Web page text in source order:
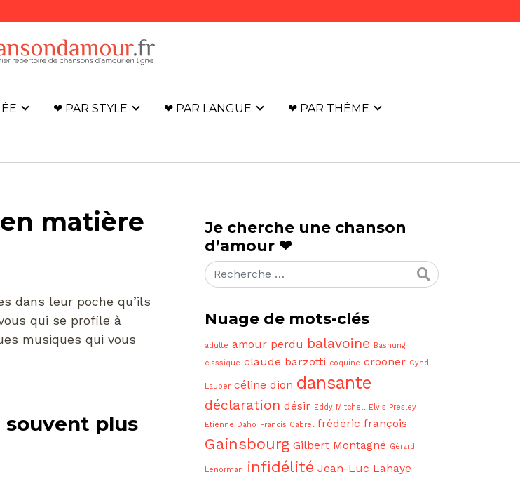
❤ PAR STYLE ❤ PAR LANGUE ❤ PAR THÈME
matière
dans leur poche qu’ils
qui se profile à
musiques qui vous
souvent plus
Je cherche une chanson
d’amour ❤
Rechercher
Nuage de mots-clés
adulte amour perdu balavoine Bashung
classique claude barzotti coquine crooner Cyndi
Lauper céline dion dansante
déclaration désir Eddy Mitchell Elvis Presley
Etienne Daho Francis Cabrel frédéric françois
Gainsbourg Gilbert Montagné Gérard
Lenorman infidélité Jean-Luc Lahaye